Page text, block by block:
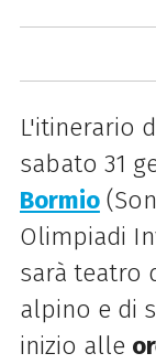
L'itinerario
sabato 31
Bormio
Olimpiadi
sarà teatro
alpino e di
inizio alle